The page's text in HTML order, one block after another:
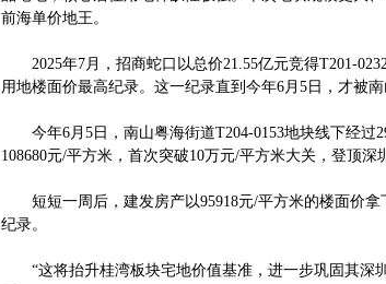
前海单价地王。
2025年7月，招商蛇口以总价21.55亿元竞得T201-
用地楼面价最高纪录。这一纪录直到今年6月5日，才被南
今年6月5日，南山粤海街道T204-0153地块线下经过
108680元/平方米，首次突破10万元/平方米大关，登顶深
短短一周后，建发房产以95918元/平方米的楼面价拿
纪录。
“这将抬升桂湾板块宅地价值基准，进一步巩固其深